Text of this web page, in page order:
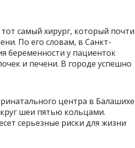
самый хирург, который почти
По его словам, в Санкт-
беременности у пациенток
и печени. В городе успешно
центра в Балашихе
шеи пятью кольцами.
серьезные риски для жизни